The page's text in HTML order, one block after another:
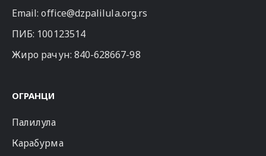
Email:office@dzpalilula.org.rs
ПИБ: 100123514
Жиро рачун: 840-628667-98
ОГРАНЦИ
Палилула
Карабурма